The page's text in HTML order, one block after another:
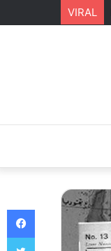
VIRAL
Facebook